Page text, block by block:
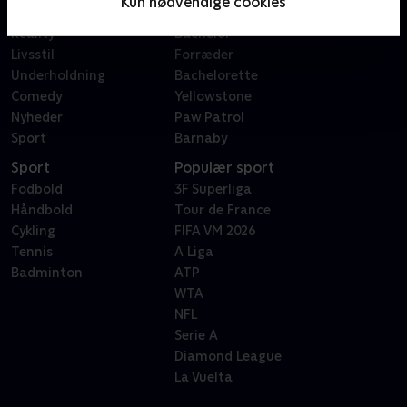
Reality
Livsstil
Underholdning
Comedy
Nyheder
Sport
X Factor
Bachelor
Forræder
Bachelorette
Yellowstone
Paw Patrol
Barnaby
Sport
Fodbold
Håndbold
Cykling
Tennis
Badminton
Populær sport
3F Superliga
Tour de France
FIFA VM 2026
A Liga
ATP
WTA
NFL
Serie A
Diamond League
La Vuelta